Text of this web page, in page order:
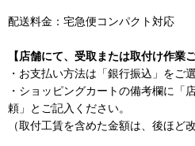
配送料金：宅急便コンパクト対応
【店舗にて、受取または取付け作業
・お支払い方法は「銀行振込」をご
・ショッピングカートの備考欄に「
頼」とご記入ください。
（取付工賃を含めた金額は、後ほど